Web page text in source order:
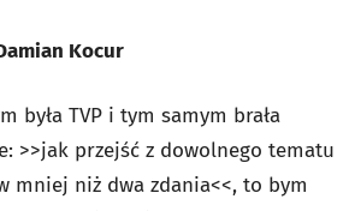
Kocur
była TVP i tym samym brała
>>jak przejść z dowolnego tematu
mniej niż dwa zdania<<, to bym